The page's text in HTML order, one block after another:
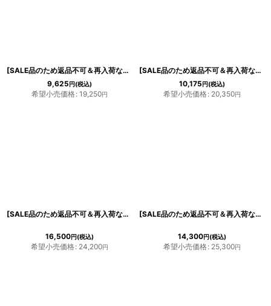
[SALE品のため返品不可＆再入荷なしの現品限り][ERUKEI]カシュクール・ストレッチ・カラフル花柄・長袖・ミニドレス・ワンピース[山崎みどり着用][送料無料]
9,625円(税込)
希望小売価格: 19,250円
[SALE品のため返品不可＆再入荷なしの現品限り][Glitter][山崎みどり着用]オフショルダー・タイト・ミニドレス・ワンピースmall
10,175円(税込)
希望小売価格: 20,350円
[SALE品のため返品不可＆再入荷なしの現品限り][韓国製][rinfarre]ネイビー・プリントスカーフ・長袖ブラウス・Aライン・ミディアムスカート・セットアップ・ツーピース[MIRIN着用]《送料＆代引き手数料無料》
16,500円(税込)
希望小売価格: 24,200円
[SALE品のため返品不可＆再入荷なしの現品限り][韓国製][rinfarre]ライトグレー・ぼかし花柄・プリン・リボンタイ・長袖ブラウス・フレア・ミディアムスカート・セットアップ・ツーピース[山崎みどり着用]
14,300円(税込)
希望小売価格: 25,300円